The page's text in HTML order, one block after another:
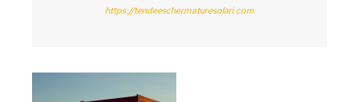
https://tendeeschermaturesolari.com